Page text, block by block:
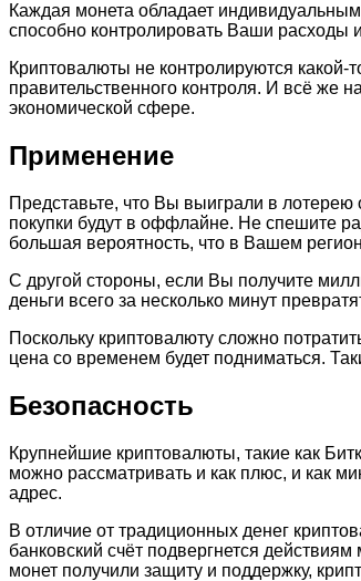
Каждая монета обладает
способно контролировать Ваши расходы
Криптовалюты не контролируются
правительственного контроля. И всё же
экономической сфере.
Применение
Представьте, что Вы выиграли в лотерею
покупки будут в оффлайне. Не спешите
большая вероятность, что в Вашем
С другой стороны, если Вы получите
деньги всего за несколько минут
Поскольку криптовалюту сложно
цена со временем будет подниматься.
Безопасность
Крупнейшие криптовалюты, такие как
можно рассматривать и как плюс, и как
адрес.
В отличие от традиционных денег
банковский счёт подвергнется
монет получили защиту и поддержку,